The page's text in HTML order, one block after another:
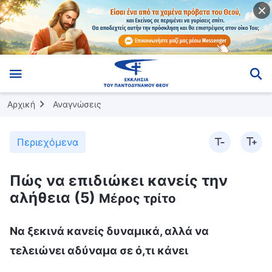
Αρχική Αναγνώσεις
Περιεχόμενα
Πώς να επιδιώκει κανείς την
αλήθεια (5) Μέρος τρίτο
Να ξεκινά κανείς δυναμικά, αλλά να
τελειώνει αδύναμα σε ό,τι κάνει